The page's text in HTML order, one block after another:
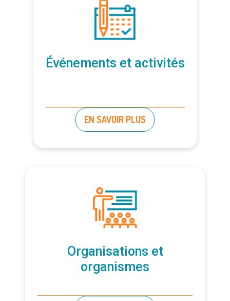
Événements et activités
EN SAVOIR PLUS
Organisations et
organismes